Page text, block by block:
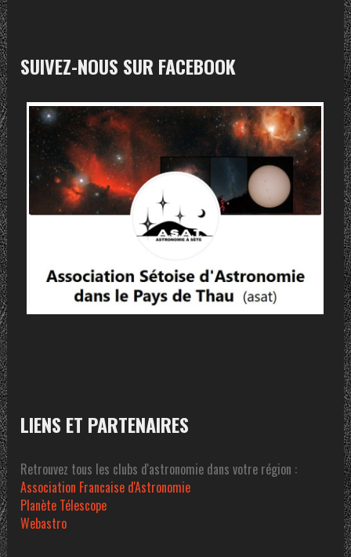
SUIVEZ-NOUS SUR FACEBOOK
LIENS ET PARTENAIRES
Retrouvez tous les clubs d'astronomie dans votre région :
Association Francaise d'Astronomie
Planète Télescope
Webastro